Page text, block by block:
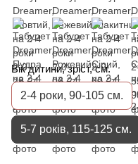
Вік дитини, зріст, см.
2-4 роки, 90-105 см.
5-7 років, 115-125 см.